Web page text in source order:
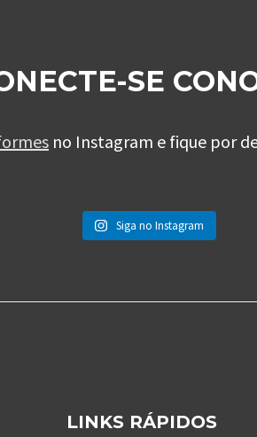
SE
no Instagram e fique por
Siga no Instagram
LINKS RÁPIDOS